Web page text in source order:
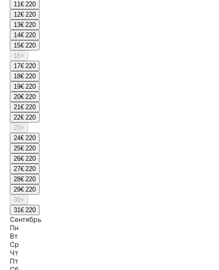
11€ 220
12€ 220
13€ 220
14€ 220
15€ 220
16×
17€ 220
18€ 220
19€ 220
20€ 220
21€ 220
22€ 220
23×
24€ 220
25€ 220
26€ 220
27€ 220
28€ 220
29€ 220
30×
31€ 220
Сентябрь
Пн
Вт
Ср
Чт
Пт